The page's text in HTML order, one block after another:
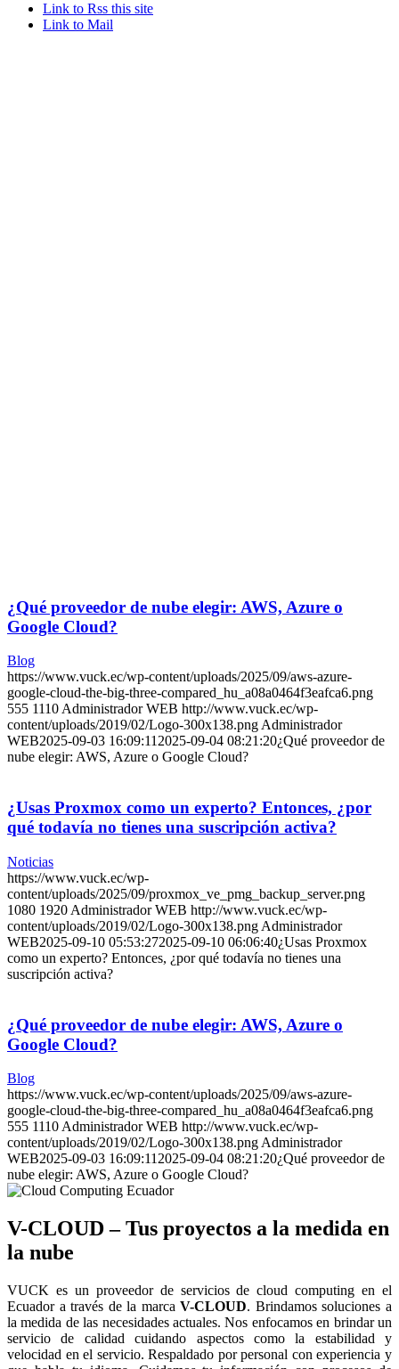
Link to Rss this site
Link to Mail
¿Qué proveedor de nube elegir: AWS, Azure o
Google Cloud?
Blog
https://www.vuck.ec/wp-content/uploads/2025/09/aws-azure-
google-cloud-the-big-three-compared_hu_a08a0464f3eafca6.png
555 1110Administrador WEB http://www.vuck.ec/wp-
content/uploads/2019/02/Logo-300x138.pngAdministrador
WEB2025-09-03 16:09:112025-09-04 08:21:20¿Qué proveedor de
nube elegir: AWS, Azure o Google Cloud?
¿Usas Proxmox como un experto? Entonces, ¿por
qué todavía no tienes una suscripción activa?
Noticias
https://www.vuck.ec/wp-
content/uploads/2025/09/proxmox_ve_pmg_backup_server.png
1080 1920 Administrador WEB http://www.vuck.ec/wp-
content/uploads/2019/02/Logo-300x138.png Administrador
WEB2025-09-10 05:53:272025-09-10 06:06:40¿Usas Proxmox
como un experto? Entonces, ¿por qué todavía no tienes una
suscripción activa?
¿Qué proveedor de nube elegir: AWS, Azure o
Google Cloud?
Blog
https://www.vuck.ec/wp-content/uploads/2025/09/aws-azure-
google-cloud-the-big-three-compared_hu_a08a0464f3eafca6.png
555 1110 Administrador WEB http://www.vuck.ec/wp-
content/uploads/2019/02/Logo-300x138.png Administrador
WEB2025-09-03 16:09:11 2025-09-04 08:21:20¿Qué proveedor de
nube elegir: AWS, Azure o Google Cloud?
V-CLOUD – Tus proyectos a la medida en
la nube
VUCK es un proveedor de servicios de cloud computing en el
Ecuador a través de la marcaV-CLOUD. Brindamos soluciones a
la medida de las necesidades actuales. Nos enfocamos en brindar un
servicio de calidad cuidando aspectos como la estabilidad y
velocidad en el servicio. Respaldado por personal con experiencia y